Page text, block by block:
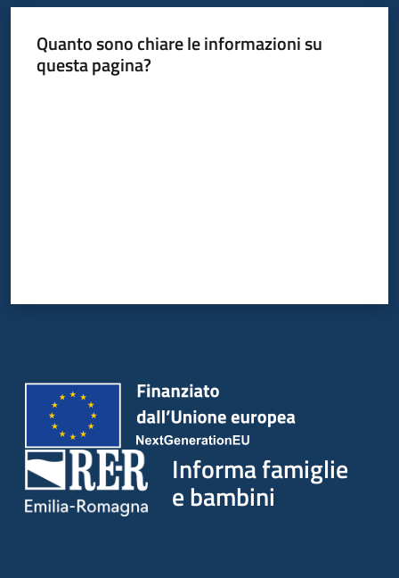
Quanto sono chiare le informazioni su
questa pagina?
Informa famiglie
e bambini